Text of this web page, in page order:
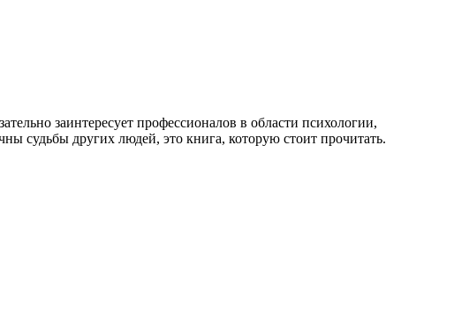
заинтересует профессионалов в области психологии,
судьбы других людей, это книга, которую стоит прочитать.